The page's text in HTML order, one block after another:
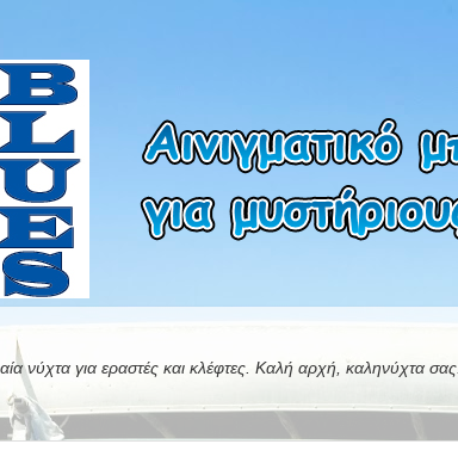
νύχτα για εραστές και κλέφτες. Καλή αρχή, καληνύχτα σας.